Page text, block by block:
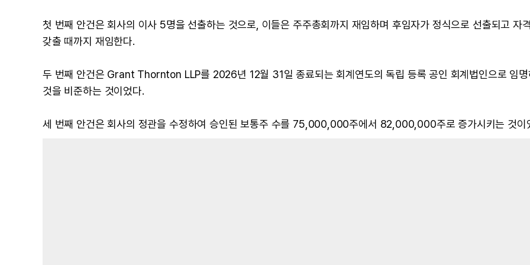
첫 번째 안건은 회사의 이사 5명을 선출하는 것으로, 이들은 주주총회까지 재임하며 후임자가 정식으로 선출되고 자
갖출 때까지 재임한다.
두 번째 안건은 Grant Thornton LLP를 2026년 12월 31일 종료되는 회계연도의 독립 등록 공인 회계법인으로 임명
것을 비준하는 것이었다.
세 번째 안건은 회사의 정관을 수정하여 승인된 보통주 수를 75,000,000주에서 82,000,000주로 증가시키는 것이